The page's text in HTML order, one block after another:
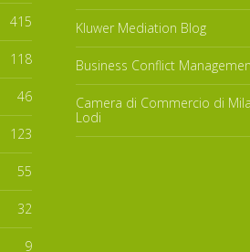
415
118
46
123
55
32
9
Kluwer Mediation Blog
Business Conflict
Camera di Commercio di
Lodi